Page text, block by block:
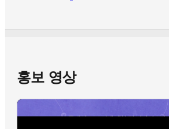
홍보 영상